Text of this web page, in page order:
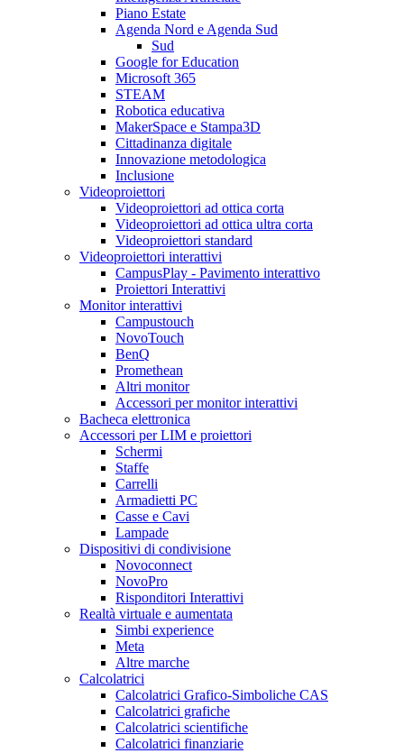
Piano Estate
Agenda Nord e Agenda Sud
Sud
Google for Education
Microsoft 365
STEAM
Robotica educativa
MakerSpace e Stampa3D
Cittadinanza digitale
Innovazione metodologica
Inclusione
Videoproiettori
Videoproiettori ad ottica corta
Videoproiettori ad ottica ultra corta
Videoproiettori standard
Videoproiettori interattivi
CampusPlay - Pavimento interattivo
Proiettori Interattivi
Monitor interattivi
Campustouch
NovoTouch
BenQ
Promethean
Altri monitor
Accessori per monitor interattivi
Bacheca elettronica
Accessori per LIM e proiettori
Schermi
Staffe
Carrelli
Armadietti PC
Casse e Cavi
Lampade
Dispositivi di condivisione
Novoconnect
NovoPro
Risponditori Interattivi
Realtà virtuale e aumentata
Simbi experience
Meta
Altre marche
Calcolatrici
Calcolatrici Grafico-Simboliche CAS
Calcolatrici grafiche
Calcolatrici scientifiche
Calcolatrici finanziarie